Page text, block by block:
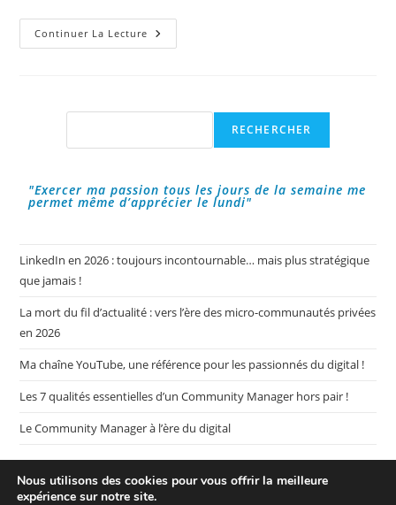
Continuer La Lecture Twitter,
Le
Pour
Promotion
Rechercher
RECHERCHER
"Exercer ma passion tous les jours de la semaine me
permet même d’apprécier le lundi"
LinkedIn en 2026 : toujours incontournable… mais plus stratégique
que jamais !
La mort du fil d’actualité : vers l’ère des micro-communautés privées
en 2026
Ma chaîne YouTube, une référence pour les passionnés du digital !
Les 7 qualités essentielles d’un Community Manager hors pair !
Le Community Manager à l’ère du digital
Nous utilisons des cookies pour vous offrir la meilleure
expérience sur notre site.